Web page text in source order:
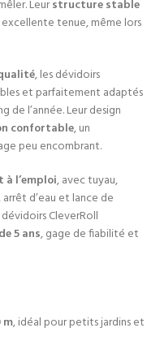
Leurstructure stable
excellente tenue, même lors
, les dévidoirs
et parfaitement adaptés
l’année. Leur design
confortable, un
peu encombrant.
l’emploi, avec tuyau,
d’eau et lance de
CleverRoll
5 ans, gage de fiabilité et
m, idéal pour petits jardins et